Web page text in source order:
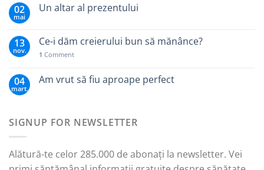
02
mai
Un altar al prezentului
13
nov.
Ce-i dăm creierului bun să mănânce?
1 Comment
04
mart.
Am vrut să fiu aproape perfect
SIGNUP FOR NEWSLETTER
Alătură-te celor 285.000 de abonați la newsletter. Vei